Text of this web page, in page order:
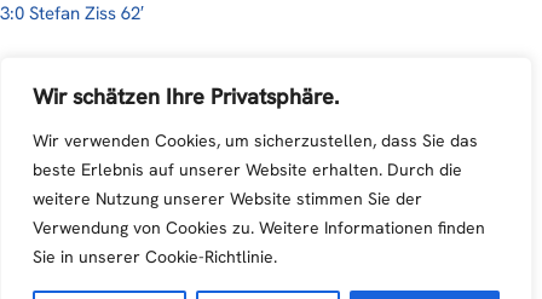
Wir schätzen Ihre Privatsphäre.
Wir verwenden Cookies, um sicherzustellen, dass Sie das
beste Erlebnis auf unserer Website erhalten. Durch die
weitere Nutzung unserer Website stimmen Sie der
Verwendung von Cookies zu. Weitere Informationen finden
Sie in unserer Cookie-Richtlinie.
3:0 Stefan Ziss 62′
3:2 Daniel Buhacek 73′
4:2 Philipp Teufl 81′